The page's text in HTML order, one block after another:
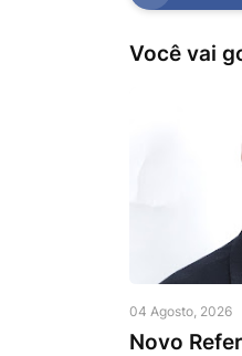
Você vai
04 Agosto, 2026
Novo